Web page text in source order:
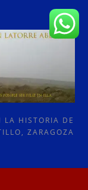
LA HISTORIA DE
ZARAGOZA